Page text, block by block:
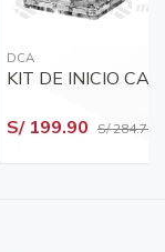
DCA
KIT DE INICIO
S/ 199.90 S/ 284.70